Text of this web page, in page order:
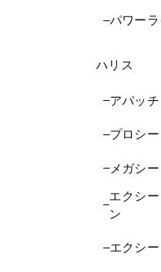
パワー
ハリス
アパッチ
プロシ
メガシ
エクシ
ン
エクシ